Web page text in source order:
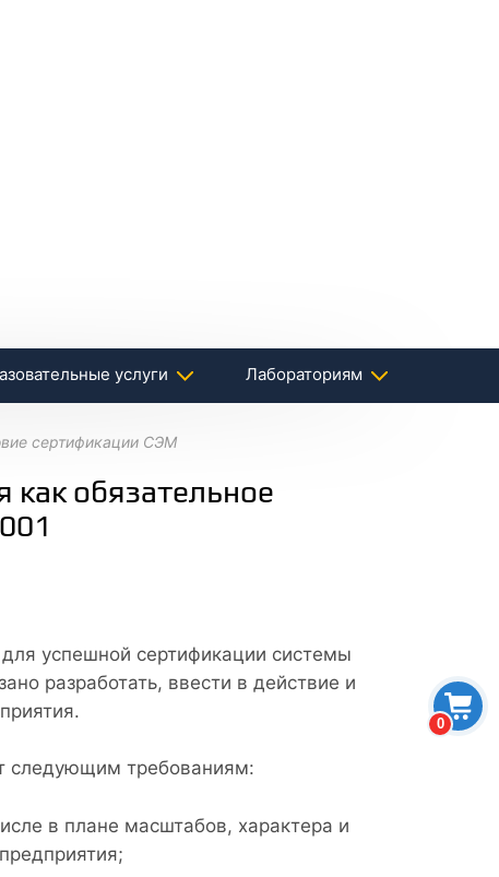
0
услуги Лабораториям
сертификации СЭМ
как обязательное
успешной сертификации системы
разработать, ввести в действие и
следующим требованиям:
в плане масштабов, характера и